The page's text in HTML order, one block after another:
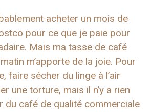
acheter un mois de
pour ce que je paie pour
Mais ma tasse de café
m’apporte de la joie. Pour
faire sécher du linge à l’air
une torture, mais il n’y a rien
du café de qualité commerciale